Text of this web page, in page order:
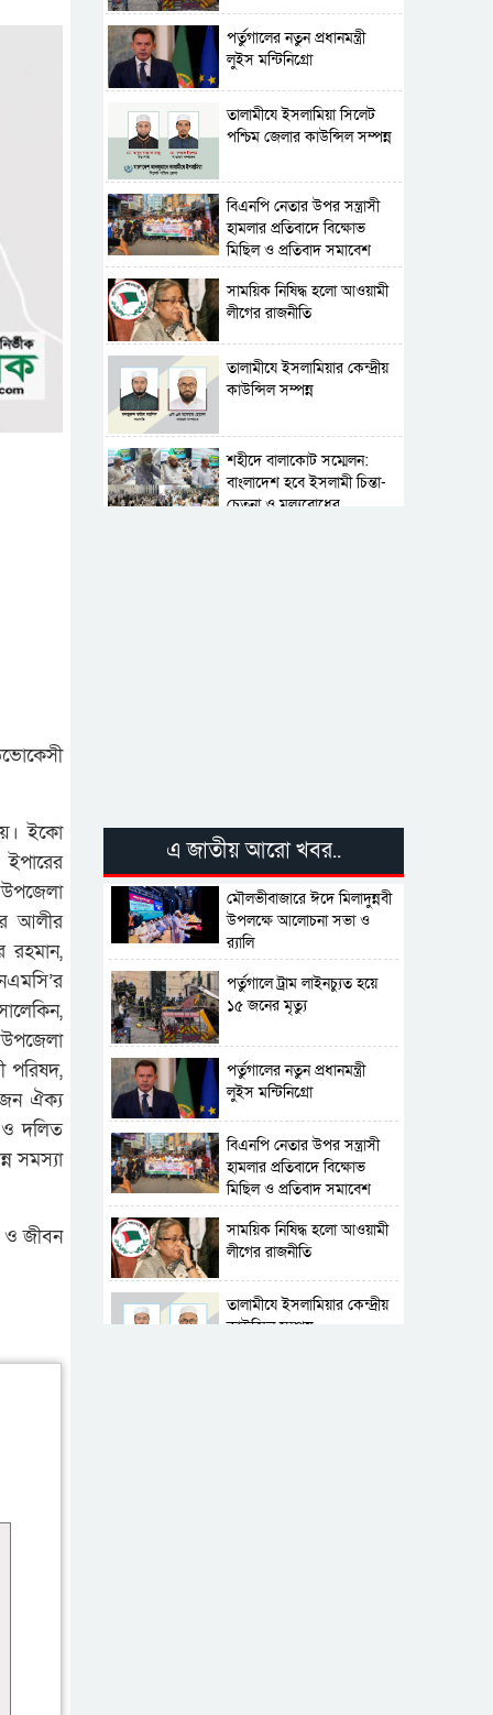
ইকো
আলীর
রহমান,
পরিষদ,
ঐক্য
ও দলিত
সমস্যা
ও জীবন
পর্তুগালের নতুন প্রধানমন্ত্রী
লুইস মন্টিনিগ্রো
‎তালামীযে ইসলামিয়া সিলেট
পশ্চিম জেলার কাউন্সিল সম্পন্ন
বিএনপি নেতার উপর সন্ত্রাসী
হামলার প্রতিবাদে বিক্ষোভ
মিছিল ও প্রতিবাদ সমাবেশ
সাময়িক নিষিদ্ধ হলো আওয়ামী
লীগের রাজনীতি
‎তালামীযে ইসলামিয়ার কেন্দ্রীয়
কাউন্সিল সম্পন্ন
শহীদে বালাকোট সম্মেলন:
বাংলাদেশ হবে ইসলামী চিন্তা-
চেতনা ও মূল্যবোধের
এ জাতীয় আরো খবর..
মৌলভীবাজারে ঈদে মিলাদুন্নবী
উপলক্ষে আলোচনা সভা ও
র‍্যালি
পর্তুগালে ট্রাম লাইনচ্যুত হয়ে
১৫ জনের মৃত্যু
পর্তুগালের নতুন প্রধানমন্ত্রী
লুইস মন্টিনিগ্রো
বিএনপি নেতার উপর সন্ত্রাসী
হামলার প্রতিবাদে বিক্ষোভ
মিছিল ও প্রতিবাদ সমাবেশ
সাময়িক নিষিদ্ধ হলো আওয়ামী
লীগের রাজনীতি
‎তালামীযে ইসলামিয়ার কেন্দ্রীয়
কাউন্সিল সম্পন্ন